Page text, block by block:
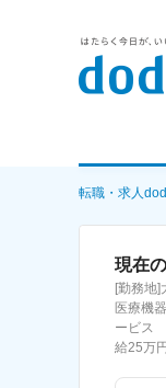
詳細条件
求人特
転職・求人
現在
[勤務地
医療機
ービス
給25万